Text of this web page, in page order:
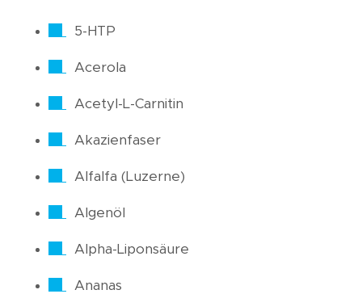
5-HTP
Acerola
Acetyl-L-Carnitin
Akazienfaser
Alfalfa (Luzerne)
Algenöl
Alpha-Liponsäure
Ananas